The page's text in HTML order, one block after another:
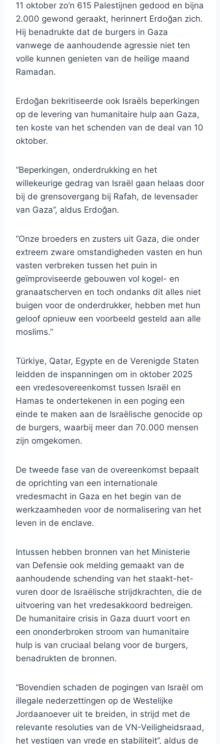
11 oktober zo’n 615 Palestijnen gedood en bijna
2.000 gewond geraakt, herinnert Erdoğan zich.
Hij benadrukte dat de burgers in Gaza
vanwege de aanhoudende agressie niet ten
volle kunnen genieten van de heilige maand
Ramadan.
Erdoğan bekritiseerde ook Israëls beperkingen
op de levering van humanitaire hulp aan Gaza,
ten koste van het schenden van de deal van 10
oktober.
“Beperkingen, onderdrukking en het
willekeurige gedrag van Israël gaan helaas door
bij de grensovergang bij Rafah, de levensader
van Gaza”, aldus Erdoğan.
“Onze broeders en zusters uit Gaza, die onder
extreem zware omstandigheden vasten en hun
vasten verbreken tussen het puin in
geïmproviseerde gebouwen vol kogel- en
granaatscherven en toch ondanks dit alles niet
buigen voor de onderdrukker, hebben met hun
geloof opnieuw een voorbeeld gesteld aan alle
moslims.”
Türkiye, Qatar, Egypte en de Verenigde Staten
leidden de inspanningen om in oktober 2025
een vredesovereenkomst tussen Israël en
Hamas te ondertekenen in een poging een
einde te maken aan de Israëlische genocide op
de burgers, waarbij meer dan 70.000 mensen
zijn omgekomen.
De tweede fase van de overeenkomst bepaalt
de oprichting van een internationale
vredesmacht in Gaza en het begin van de
werkzaamheden voor de normalisering van het
leven in de enclave.
Intussen hebben bronnen van het Ministerie
van Defensie ook melding gemaakt van de
aanhoudende schending van het staakt-het-
vuren door de Israëlische strijdkrachten, die de
uitvoering van het vredesakkoord bedreigen.
De humanitaire crisis in Gaza duurt voort en
een ononderbroken stroom van humanitaire
hulp is van cruciaal belang voor de burgers,
benadrukten de bronnen.
“Bovendien schaden de pogingen van Israël om
illegale nederzettingen op de Westelijke
Jordaanoever uit te breiden, in strijd met de
relevante resoluties van de VN-Veiligheidsraad,
het vestigen van vrede en stabiliteit”, aldus de